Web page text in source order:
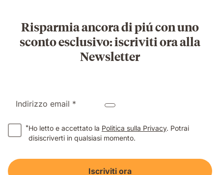
Risparmia ancora di piú con uno
sconto esclusivo: iscriviti ora alla
Newsletter
Indirizzo email *
*Ho letto e accettato la Politica sulla Privacy. Potrai
disiscriverti in qualsiasi momento.
Iscriviti ora